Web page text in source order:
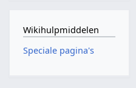
Wikihulpmiddelen
Speciale pagina's